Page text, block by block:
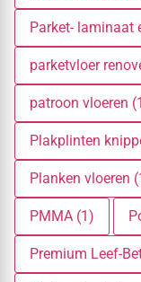
Parket- laminaat
parketvloer
patroon vloeren
Plakplinten
Planken vloeren
PMMA (1)
Premium Leef-